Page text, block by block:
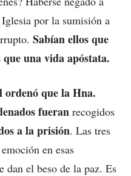
por la sumisión a
Sabían ellos que
una vida apóstata.
que la Hna.
fueran recogidos
a la prisión. Las tres
en esas
dan el beso de la paz. Es